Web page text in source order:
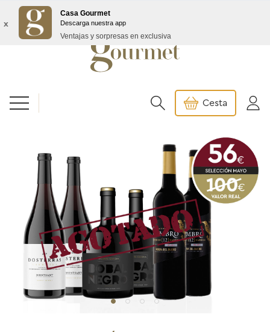
Envío GRATIS a partir de 99€/145€ Baleares
Cesta
x
Casa Gourmet
Descarga nuestra app
Ventajas y sorpresas en exclusiva